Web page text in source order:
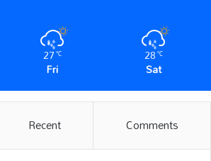
27℃
Fri
28℃
Sat
Recent Comments